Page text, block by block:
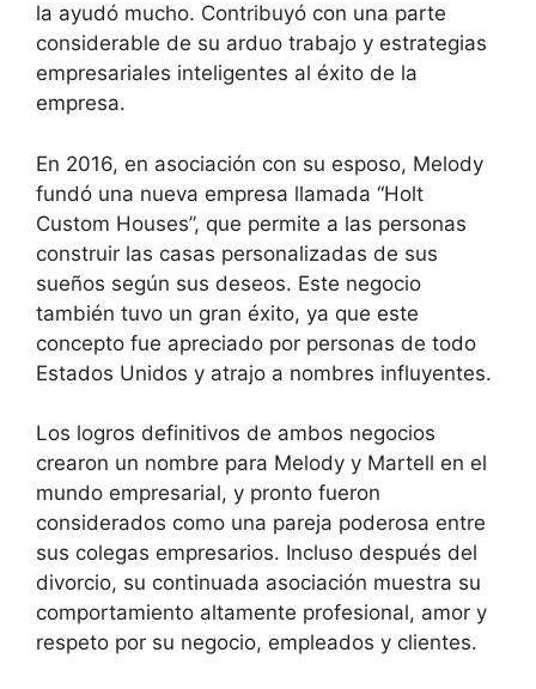
la ayudó mucho. Contribuyó con una parte
considerable de su arduo trabajo y estrategias
empresariales inteligentes al éxito de la
empresa.
En 2016, en asociación con su esposo, Melody
fundó una nueva empresa llamada “Holt
Custom Houses”, que permite a las personas
construir las casas personalizadas de sus
sueños según sus deseos. Este negocio
también tuvo un gran éxito, ya que este
concepto fue apreciado por personas de todo
Estados Unidos y atrajo a nombres influyentes.
Los logros definitivos de ambos negocios
crearon un nombre para Melody y Martell en el
mundo empresarial, y pronto fueron
considerados como una pareja poderosa entre
sus colegas empresarios. Incluso después del
divorcio, su continuada asociación muestra su
comportamiento altamente profesional, amor y
respeto por su negocio, empleados y clientes.